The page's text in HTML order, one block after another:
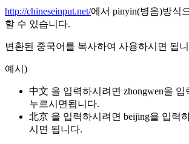
http://chineseinput.net/에서 pinyin(병음)방식
할 수 있습니다.
변환된 중국어를 복사하여 사용하시면 됩
예시)
中文 을 입력하시려면 zhongwen을 입
누르시면됩니다.
北京 을 입력하시려면 beijing을 입력
시면 됩니다.